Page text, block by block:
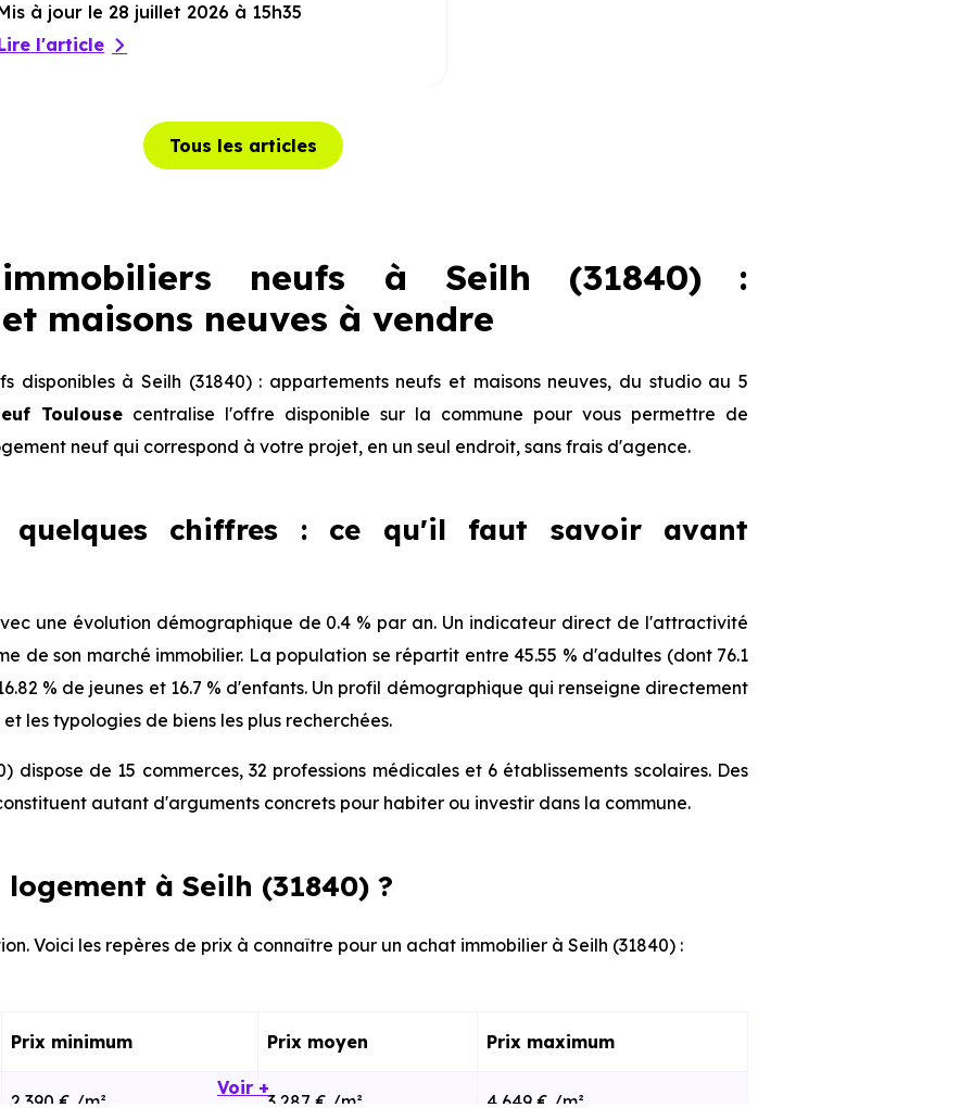
à jour le 28 juillet 2026 à 15h35
l'article
Tous les articles
immobiliers neufs à Seilh (31840) :
maisons neuves à vendre
disponibles à Seilh (31840) : appartements neufs et maisons neuves, du studio au 5
Toulouse centralise l'offre disponible sur la commune pour vous permettre de
neuf qui correspond à votre projet, en un seul endroit, sans frais d'agence.
quelques chiffres : ce qu'il faut savoir avant
une évolution démographique de 0.4 % par an. Un indicateur direct de l'attractivité
de son marché immobilier. La population se répartit entre 45.55 % d'adultes (dont 76.1
% de jeunes et 16.7 % d'enfants. Un profil démographique qui renseigne directement
les typologies de biens les plus recherchées.
dispose de 15 commerces, 32 professions médicales et 6 établissements scolaires. Des
autant d'arguments concrets pour habiter ou investir dans la commune.
à Seilh (31840) ?
Voici les repères de prix à connaître pour un achat immobilier à Seilh (31840) :
Prix minimum Prix moyen Prix maximum
2 390 € /m² 3 287 € /m² 4 649 € /m²
Voir +